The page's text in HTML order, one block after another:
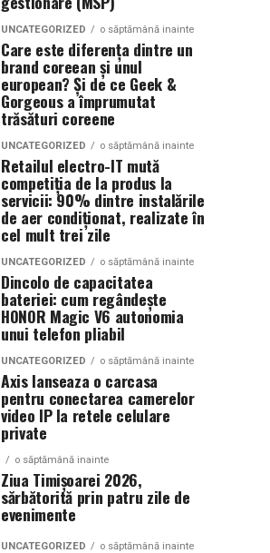
UNCATEGORIZED o săptămână inainte
Care este diferența dintre un
brand coreean și unul
european? Și de ce Geek &
Gorgeous a împrumutat
trăsături coreene
UNCATEGORIZED o săptămână inainte
Retailul electro-IT mută
competiția de la produs la
servicii: 90% dintre instalările
de aer condiționat, realizate în
cel mult trei zile
UNCATEGORIZED o săptămână inainte
Dincolo de capacitatea
bateriei: cum regândește
HONOR Magic V6 autonomia
unui telefon pliabil
UNCATEGORIZED o săptămână inainte
Axis lanseaza o carcasa
pentru conectarea camerelor
video IP la retele celulare
private
o săptămână inainte
Ziua Timișoarei 2026,
sărbătorită prin patru zile de
evenimente
UNCATEGORIZED o săptămână inainte